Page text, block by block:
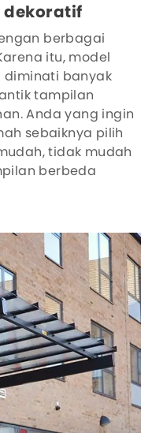
dekoratif
berbagai
itu, model
diminati banyak
tampilan
Anda yang ingin
sebaiknya pilih
tidak mudah
berbeda